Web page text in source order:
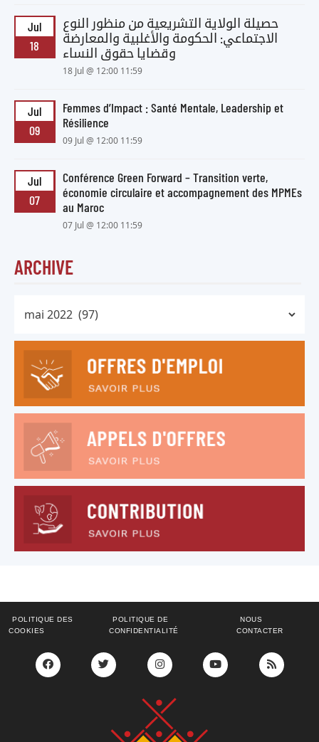
Jul
18
حصيلة الولاية التشريعية من منظور النوع
الاجتماعي: الحكومة والأغلبية والمعارضة
وقضايا حقوق النساء
18 Jul @ 12:00 11:59
Jul
09
Femmes d’Impact : Santé Mentale, Leadership et
Résilience
09 Jul @ 12:00 11:59
Jul
07
Conférence Green Forward – Transition verte,
économie circulaire et accompagnement des MPMEs
au Maroc
07 Jul @ 12:00 11:59
ARCHIVE
POLITIQUE DES
COOKIES
POLITIQUE DE
CONFIDENTIALITÉ
NOUS
CONTACTER